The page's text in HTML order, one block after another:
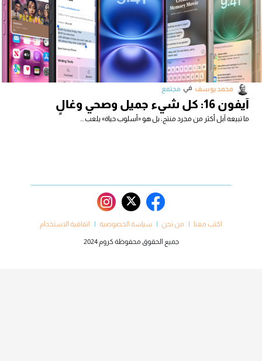
مجتمع في محمد يوسف
آيفون 16: كل شيء جميل وصحي وغالٍ
ما تبيعه آبل أكثر من مجرد منتج، بل هو «أسلوب حياة» يلعب ...
اكتب معنا من نحن سياسة الخصوصية اتفاقية الاستخدام
جميع الحقوق محفوظة كروم 2024